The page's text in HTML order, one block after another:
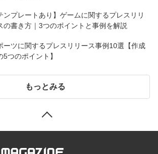
ンプレートあり】ゲームに関するプレスリリ
の書き方｜3つのポイントと事例を解説
ーツに関するプレスリリース事例10選【作成
5つのポイント】
もっとみる